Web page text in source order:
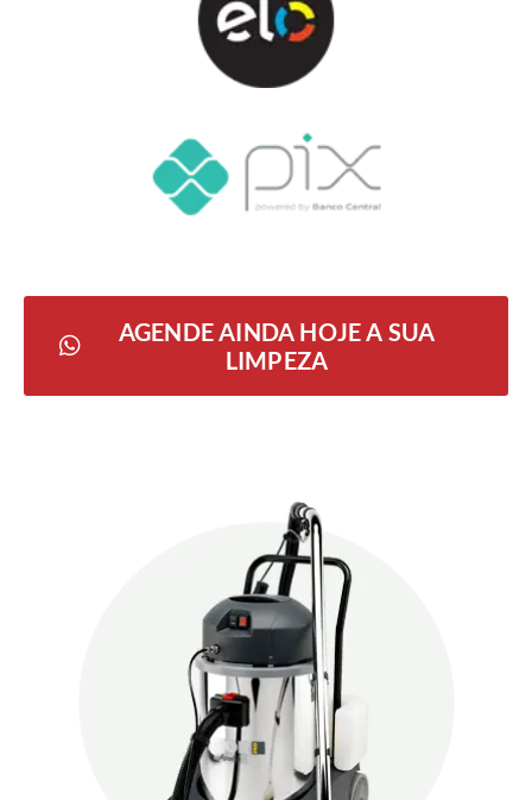
AGENDE AINDA HOJE A SUA
LIMPEZA